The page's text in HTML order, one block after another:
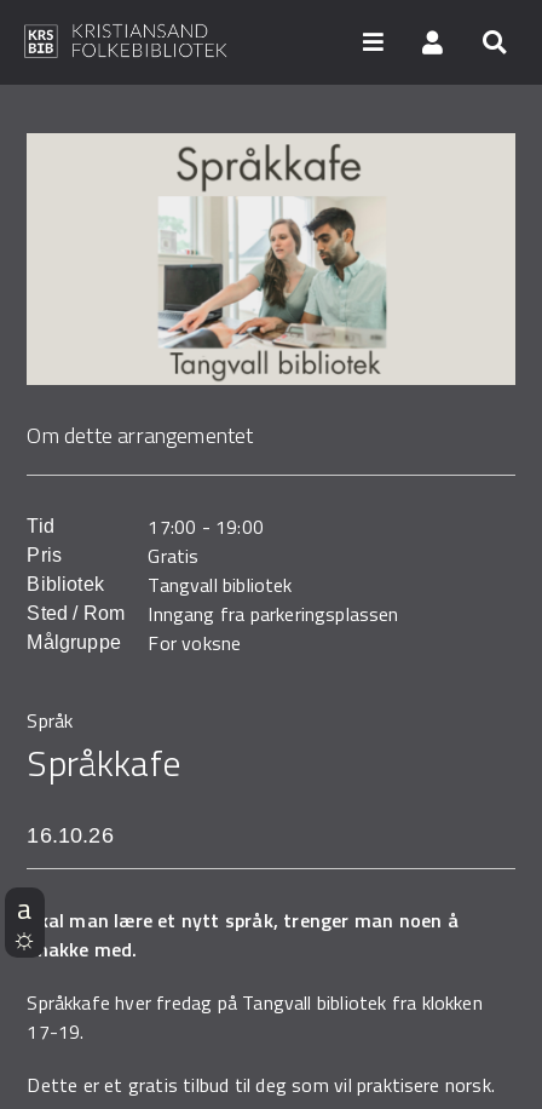
Arrangementer
Bibliotekene
Nyheter
UNG
Søk i våre databaser
Om dette arrangementet
Tid 17:00 - 19:00
Pris Gratis
Bibliotek Tangvall bibliotek
Sted / Rom Inngang fra parkeringsplassen
Målgruppe For voksne
Språk
Språkkafe
16.10.26
Skal man lære et nytt språk, trenger man noen å
snakke med.
Språkkafe hver fredag på Tangvall bibliotek fra klokken
17-19.
Dette er et gratis tilbud til deg som vil praktisere norsk.